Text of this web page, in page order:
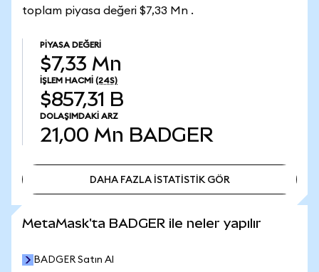
toplam piyasa değeri $7,33 Mn .
PIYASA DEĞERI
$7,33 Mn
İŞLEM HACMI (24S)
$857,31 B
DOLAŞIMDAKI ARZ
21,00 Mn BADGER
DAHA FAZLA İSTATİSTİK GÖR
MetaMask'ta BADGER ile neler yapılır
BADGER Satın Al